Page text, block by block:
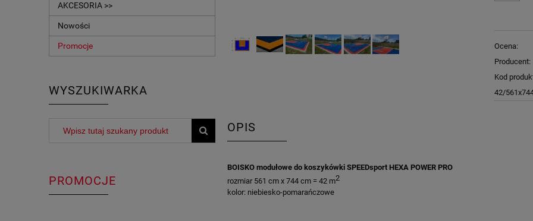
AKCESORIA >>
Nowości
Promocje
WYSZUKIWARKA
PROMOCJE
Ocena:
Producent:
Kod
42/
OPIS
BOISKO modułowe do koszykówki SPEEDsport HEXA POWER PRO
rozmiar 561 cm x 744 cm = 42 m2
kolor: niebiesko-pomarańczowe